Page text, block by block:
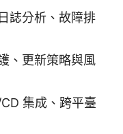
誌分析、故障排
、更新策略與風
集成、跨平臺